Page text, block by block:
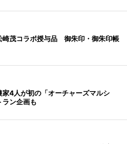
崎茂コラボ授与品 御朱印・御朱印帳
家4人が初の「オーチャーズマルシ
ン企画も